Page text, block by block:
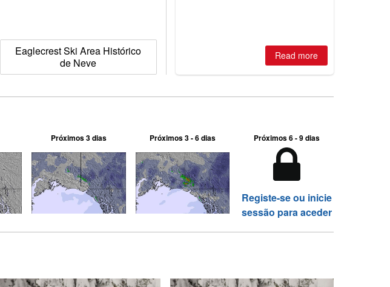
Eaglecrest Ski Area Histórico
de Neve
Read more
Próximos 3 dias Próximos 3 - 6 dias Próximos 6 - 9 dias
Registe-se ou inicie
sessão para aceder